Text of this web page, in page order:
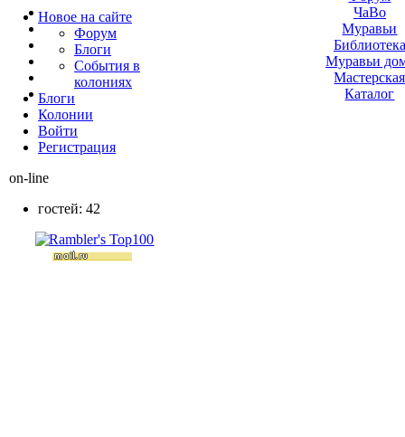
Новое на сайте
Форум
Блоги
События в
колониях
Блоги
Колонии
Войти
Peгиcтpaция
on-line
гостей: 42
ЧаВо
Муравьи
Библиотека
Муравьи
Мастерская
Каталог